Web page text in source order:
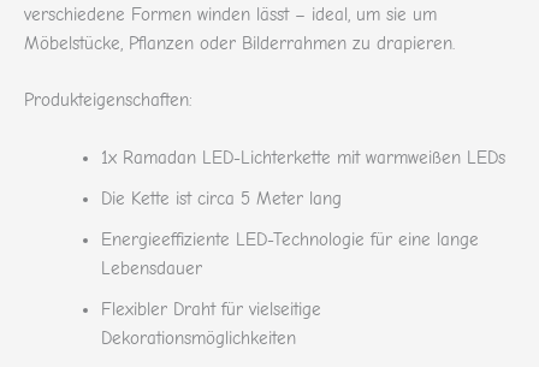
verschiedene Formen winden lässt – ideal, um sie um
Möbelstücke, Pflanzen oder Bilderrahmen zu drapieren.
Produkteigenschaften:
1x Ramadan LED-Lichterkette mit warmweißen LEDs
Die Kette ist circa 5 Meter lang
Energieeffiziente LED-Technologie für eine lange
Lebensdauer
Flexibler Draht für vielseitige
Dekorationsmöglichkeiten